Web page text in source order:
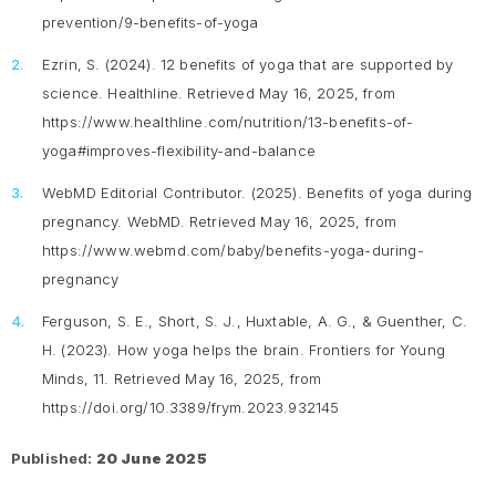
prevention/9-benefits-of-yoga
Ezrin, S. (2024). 12 benefits of yoga that are supported by
science. Healthline. Retrieved May 16, 2025, from
https://www.healthline.com/nutrition/13-benefits-of-
yoga#improves-flexibility-and-balance
WebMD Editorial Contributor. (2025). Benefits of yoga during
pregnancy. WebMD. Retrieved May 16, 2025, from
https://www.webmd.com/baby/benefits-yoga-during-
pregnancy
Ferguson, S. E., Short, S. J., Huxtable, A. G., & Guenther, C.
H. (2023). How yoga helps the brain. Frontiers for Young
Minds, 11. Retrieved May 16, 2025, from
https://doi.org/10.3389/frym.2023.932145
Published: 20 June 2025